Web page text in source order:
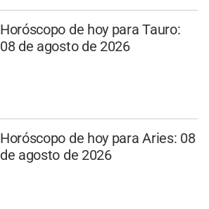
Horóscopo de hoy para Tauro:
08 de agosto de 2026
Horóscopo de hoy para Aries: 08
de agosto de 2026